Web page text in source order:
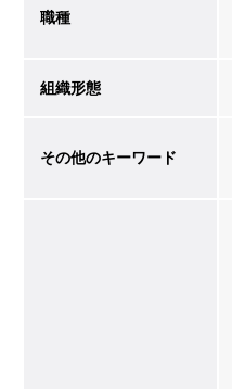
職種
組織形態
その他のキーワード